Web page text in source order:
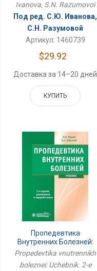
Ivanova, S.N. Razumovoi
Под ред. С.Ю. Иванова,
С.Н. Разумовой
Артикул: 1460739
$29.92
Доставка за 14–20 дней
КУПИТЬ
Пропедевтика
Внутренних Болезней:
Учебник. 2-Е Изд., Испр.
Propedevtika vnutrennikh
boleznei: Uchebnik. 2-e